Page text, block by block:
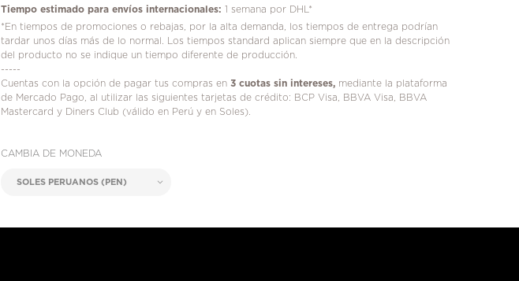
Tiempo estimado para envíos internacionales: 1 semana por DHL*
*En tiempos de promociones o rebajas, por la alta demanda, los tiempos de entrega podrían
tardar unos días más de lo normal. Los tiempos standard aplican siempre que en la descripción
del producto no se indique un tiempo diferente de producción.
-----
Cuentas con la opción de pagar tus compras en 3 cuotas sin intereses, mediante la plataforma
de Mercado Pago, al utilizar las siguientes tarjetas de crédito: BCP Visa, BBVA Visa, BBVA
Mastercard y Diners Club (válido en Perú y en Soles).
CAMBIA DE MONEDA